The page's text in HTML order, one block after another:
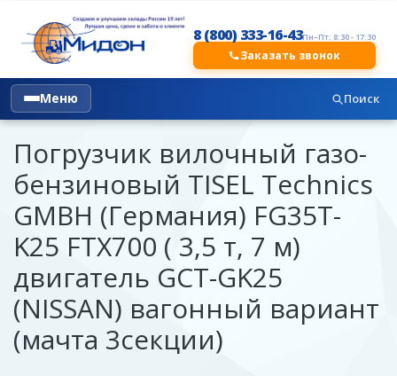
8 (800) 333-16-43Пн–Пт: 8:30 - 17:30
Заказать звонок
Меню Поиск
Погрузчик вилочный газо-
бензиновый TISEL Technics
GMBH (Германия) FG35T-
K25 FTX700 ( 3,5 т, 7 м)
двигатель GCT-GK25
(NISSAN) вагонный вариант
(мачта 3секции)